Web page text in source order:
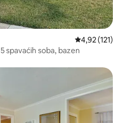
Prosječna
4,92 (121)
spavaćih soba, bazen